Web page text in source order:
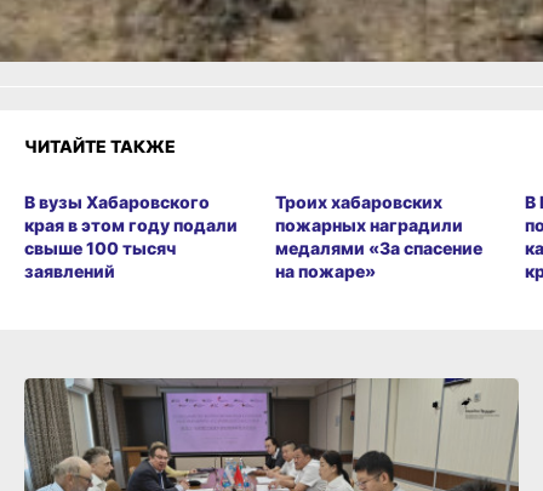
Разочарование
ЧИТАЙТЕ ТАКЖЕ
В вузы Хабаровского
края в этом году подали
свыше 100 тысяч
заявлений
Троих хабаровских
пожарных наградили
медалями «За спасение
на пожаре»
В